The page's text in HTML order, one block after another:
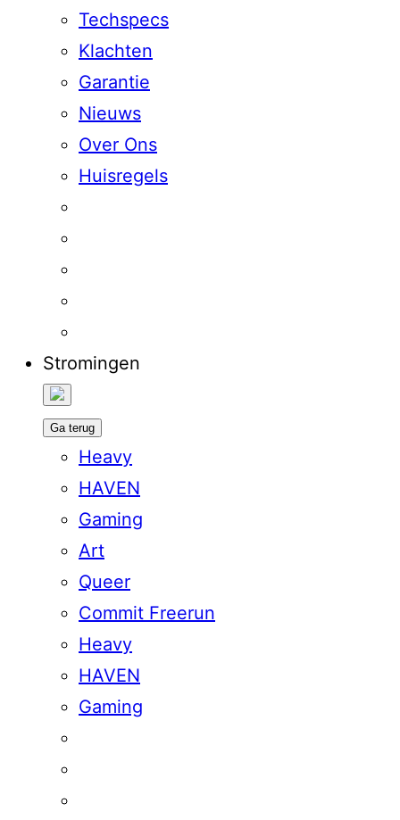
Techspecs
Klachten
Garantie
Nieuws
Over Ons
Huisregels
Stromingen
Ga terug
Heavy
HAVEN
Gaming
Art
Queer
Commit Freerun
Heavy
HAVEN
Gaming